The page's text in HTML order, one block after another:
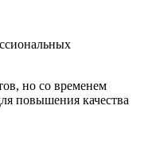
но со временем
повышения качества